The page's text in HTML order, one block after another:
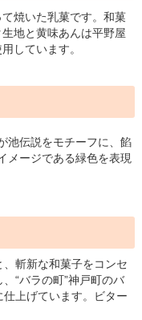
焼いた乳菓です。和菓
地と黄味あんは平野屋
しています。
池伝説をモチーフに、餡
メージである緑色を表現
斬新な和菓子をコンセ
“バラの町”神戸町のバ
上げています。ビター